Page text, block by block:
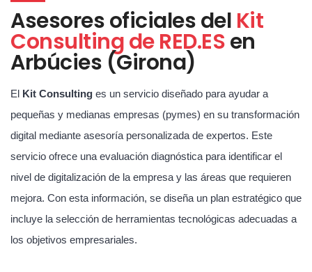
Asesores oficiales del Kit
Consulting de RED.ESen
Arbúcies (Girona)
El Kit Consulting es un servicio diseñado para ayudar a
pequeñas y medianas empresas (pymes) en su transformación
digital mediante asesoría personalizada de expertos. Este
servicio ofrece una evaluación diagnóstica para identificar el
nivel de digitalización de la empresa y las áreas que requieren
mejora. Con esta información, se diseña un plan estratégico que
incluye la selección de herramientas tecnológicas adecuadas a
los objetivos empresariales.